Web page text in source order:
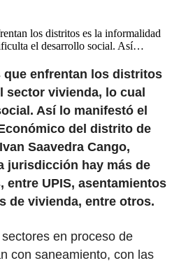
los distritos es la informalidad
el desarrollo social. Así…
que enfrentan los distritos
sector vivienda, lo cual
Así lo manifestó el
del distrito de
Saavedra Cango,
jurisdicción hay más de
entre UPIS, asentamientos
de vivienda, entre otros.
en proceso de
con saneamiento, con las